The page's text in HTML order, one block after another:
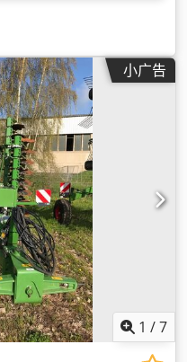
小广告
1 /7